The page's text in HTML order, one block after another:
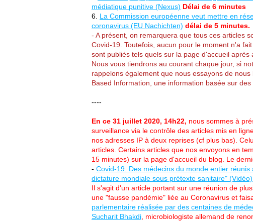
médiatique punitive (Nexus) Délai de 6 minutes
6. La Commission européenne veut mettre en
coronavirus (EU Nachichten) délai de 5 minutes.
- A présent, on remarquera que tous ces articles
Covid-19. Toutefois, aucun pour le moment n'a
sont publiés tels quels sur la page d'accueil après
Nous vous tiendrons au courant chaque jour, si
rappelons également que nous essayons de
Based Information, une information basée sur
----
En ce 31 juillet 2020, 14h22, nous sommes à
surveillance via le contrôle des articles mis en
nos adresses IP à deux reprises (cf plus bas).
articles. Certains articles que nos envoyons en
15 minutes) sur la page d'accueil du blog. Le
- Covid-19. Des médecins du monde entier
dictature mondiale sous prétexte sanitaire" (Vidéo)
Il s'agit d'un article portant sur une réunion de
une "fausse pandémie" liée au Coronavirus et
parlementaire réalisée par des centaines de
Sucharit Bhakdi , microbiologiste allemand de